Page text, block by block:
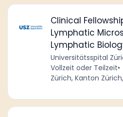
Clinical
Lymphatic
Lymphatic
Universitätsspital
Vollzeit oder Teilzeit•
Zürich, Kanton